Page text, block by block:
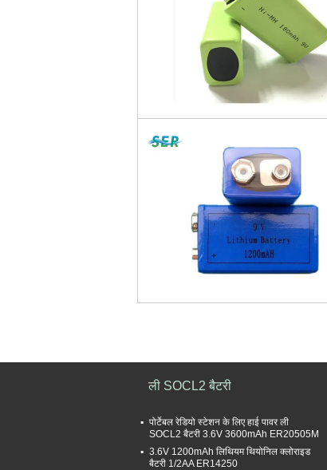
ली SOCL2 बैटरी
पोर्टेबल रेडियो स्टेशन के लिए हाई पावर ली
SOCL2 बैटरी 3.6V 3600mAh ER20505M
3.6V 1200mAh लिथियम थियोनिल क्लोराइड
बैटरी 1/2AA ER14250